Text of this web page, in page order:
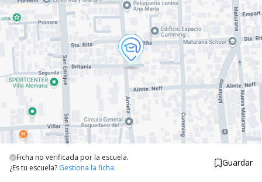
Ficha no verificada por la escuela.
¿Es tu escuela? Gestiona la ficha. Guardar